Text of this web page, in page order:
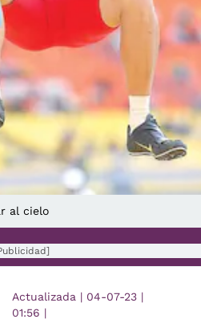
al cielo
Actualizada | 04-07-23 |
01:56 |